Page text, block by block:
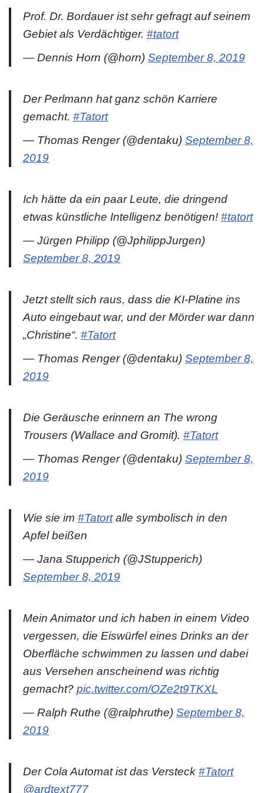
Prof. Dr. Bordauer ist sehr gefragt auf seinem
Gebiet als Verdächtiger. #tatort
— Dennis Horn (@horn) September 8, 2019
Der Perlmann hat ganz schön Karriere
gemacht. #Tatort
— Thomas Renger (@dentaku) September 8,
2019
Ich hätte da ein paar Leute, die dringend
etwas künstliche Intelligenz benötigen! #tatort
— Jürgen Philipp (@JphilippJurgen)
September 8, 2019
Jetzt stellt sich raus, dass die KI-Platine ins
Auto eingebaut war, und der Mörder war dann
„Christine“. #Tatort
— Thomas Renger (@dentaku) September 8,
2019
Die Geräusche erinnern an The wrong
Trousers (Wallace and Gromit). #Tatort
— Thomas Renger (@dentaku) September 8,
2019
Wie sie im #Tatortalle symbolisch in den
Apfel beißen
— Jana Stupperich (@JStupperich)
September 8, 2019
Mein Animator und ich haben in einem Video
vergessen, die Eiswürfel eines Drinks an der
Oberfläche schwimmen zu lassen und dabei
aus Versehen anscheinend was richtig
gemacht? pic.twitter.com/OZe2t9TKXL
— Ralph Ruthe (@ralphruthe) September 8,
2019
Der Cola Automat ist das Versteck #Tatort
@ardtext777